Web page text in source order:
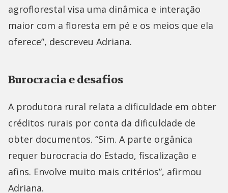
agroflorestal visa uma dinâmica e interação
maior com a floresta em pé e os meios que ela
oferece”, descreveu Adriana.
Burocracia e desafios
A produtora rural relata a dificuldade em obter
créditos rurais por conta da dificuldade de
obter documentos. “Sim. A parte orgânica
requer burocracia do Estado, fiscalização e
afins. Envolve muito mais critérios”, afirmou
Adriana.